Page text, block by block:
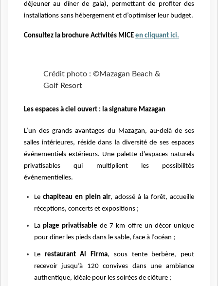
déjeuner au dîner de gala), permettant de profiter des
installations sans hébergement et d’optimiser leur budget.
Consultez la brochure Activités MICE en cliquant ici.
Crédit photo : ©Mazagan Beach &
Golf Resort
Les espaces à ciel ouvert : la signature Mazagan
L’un des grands avantages du Mazagan, au-delà de ses
salles intérieures, réside dans la diversité de ses espaces
événementiels extérieurs. Une palette d’espaces naturels
privatisables qui multiplient les possibilités
événementielles.
Le chapiteau en plein air, adossé à la forêt, accueille
réceptions, concerts et expositions ;
La plage privatisable de 7 km offre un décor unique
pour dîner les pieds dans le sable, face à l’océan ;
Le restaurant Al Firma, sous tente berbère, peut
recevoir jusqu’à 120 convives dans une ambiance
authentique, idéale pour les soirées de clôture ;